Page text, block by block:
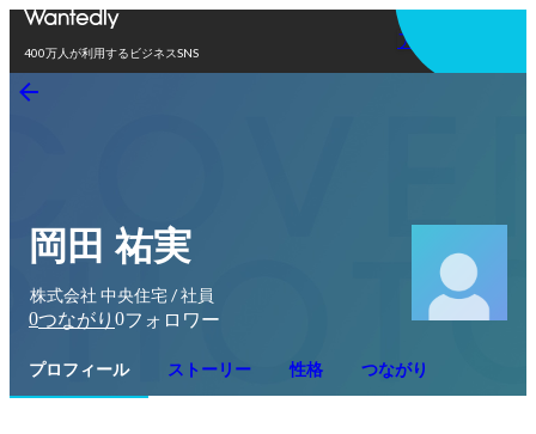
400万人が利用するビジネスSNS
アプリを使う
岡田 祐実
株式会社 中央住宅 / 社員
0つながり 0フォロワー
プロフィール ストーリー 性格 つながり